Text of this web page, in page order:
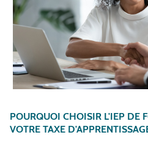
POURQUOI CHOISIR L'IEP DE
VOTRE TAXE